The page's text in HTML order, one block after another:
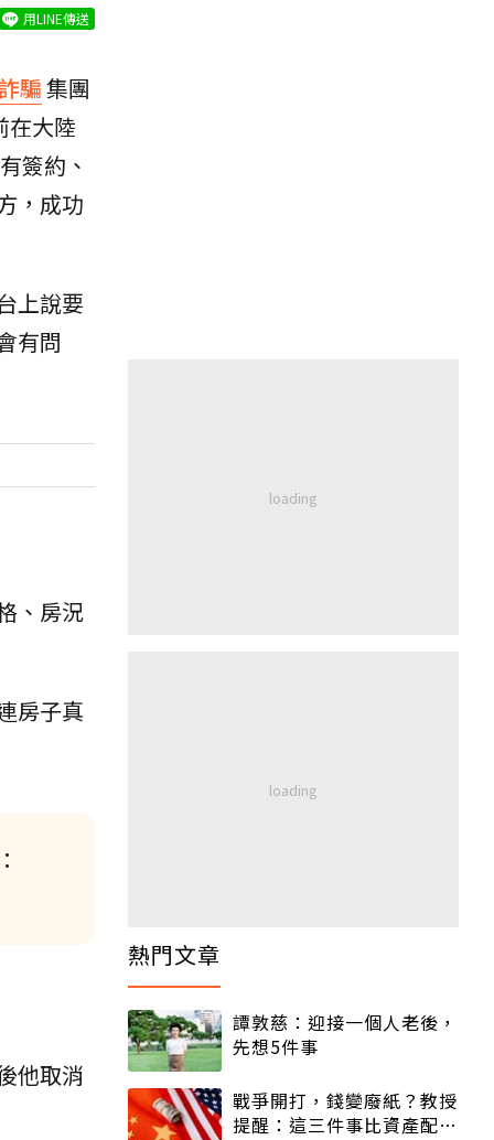
用LINE傳送
騙集團
在大陸
簽約、
，成功
上說要
有問
、房況
房子真
他取消
熱門文章
譚敦慈：迎接一個人老後，
先想5件事
戰爭開打，錢變廢紙？教授
提醒：這三件事比資產配置